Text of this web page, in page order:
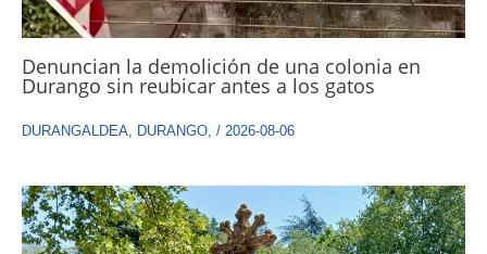
Denuncian la demolición de una colonia en
Durango sin reubicar antes a los gatos
DURANGALDEA DURANGO / 2026-08-06